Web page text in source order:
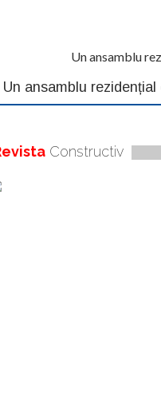
Un ansamblu
Un ansamblu
Constructiv